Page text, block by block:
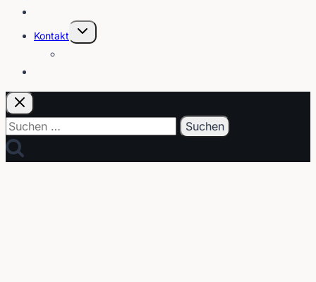
Kontakt
Untermenü
umschalten
Suchen
nach: